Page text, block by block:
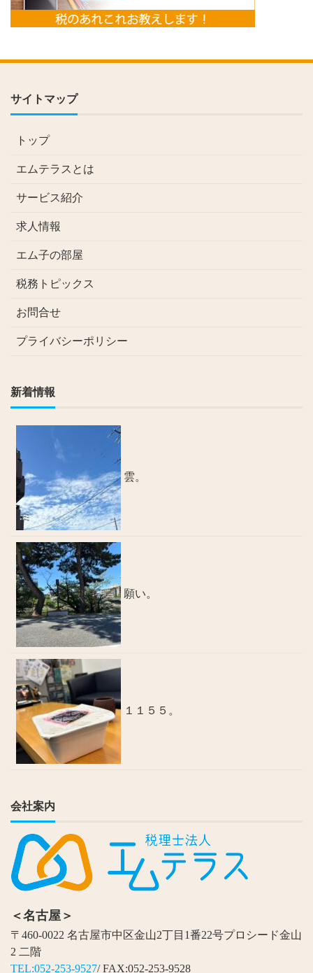
サイトマップ
トップ
エムテラスとは
サービス紹介
求人情報
エム子の部屋
税務トピックス
お問合せ
プライバシーポリシー
新着情報
雲。
願い。
１１５５。
会社案内
＜名古屋＞
〒460-0022 名古屋市中区金山2丁目1番22号プロシード金山
2 二階
TEL:052-253-9527/ FAX:052-253-9528